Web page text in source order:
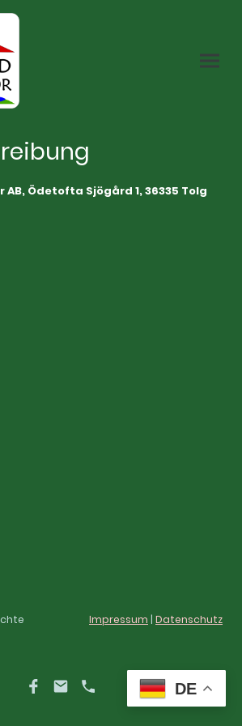
Ödetofta Sjögård 1, 36335 Tolg
Impressum | Datenschutz
DE